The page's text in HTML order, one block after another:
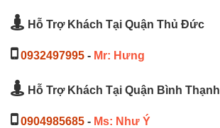
Hỗ Trợ Khách Tại Quận Thủ Đức
0932497995 - Mr: Hưng
Hỗ Trợ Khách Tại Quận Bình Thạnh
0904985685 - Ms: Như Ý